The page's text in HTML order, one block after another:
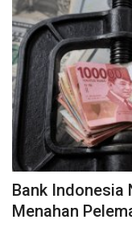
Bank Indonesia
Menahan